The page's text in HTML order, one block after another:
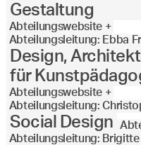
Gestaltung
Abteilungswebsite +
Abteilungsleitung: Ebba
Design,
für
Abteilungswebsite +
Abteilungsleitung:
Social Design
Abteilungsleitung: Brigitte